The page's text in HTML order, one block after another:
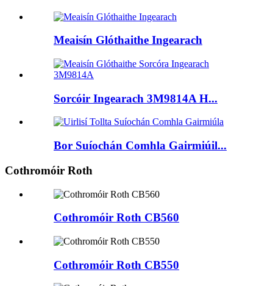
Meaisín Glóthaithe Ingearach
Sorcóir Ingearach 3M9814A H...
Bor Suíochán Comhla Gairmiúil...
Cothromóir Roth
Cothromóir Roth CB560
Cothromóir Roth CB550